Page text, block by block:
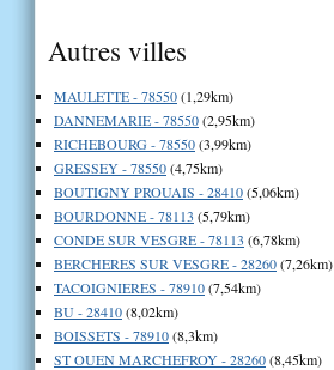
Autres villes
MAULETTE - 78550(1,29km)
DANNEMARIE - 78550(2,95km)
RICHEBOURG - 78550(3,99km)
GRESSEY - 78550(4,75km)
BOUTIGNY PROUAIS - 28410(5,06km)
BOURDONNE - 78113 (5,79km)
CONDE SUR VESGRE - 78113 (6,78km)
BERCHERES SUR VESGRE - 28260(7,26km)
TACOIGNIERES - 78910(7,54km)
BU - 28410(8,02km)
BOISSETS - 78910(8,3km)
ST OUEN MARCHEFROY - 28260(8,45km)